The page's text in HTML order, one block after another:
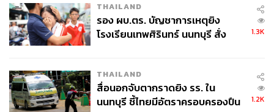
ถอดรหัสแลนด์บริดจ์ เลิกฝันแทนที่ ‘มะละกา’ ไทยไร้
ยุทธศาสตร์ จีนมีทางเลือกอื่น
ศ.กิตติคุณ ดร.สุรชาติมองว่า คนไทยจำนวนรู้เรื่องโครงการ
แลนด์บริดจ์และพื้นที่ทับซ้อนทางทะเลอย่าง MOU 44 น้อย
มาก โดยแบ่งประเด็นการนำเสนอ 3 หัวข้อย่อย ได้แก่ มิติ
ด้าน
THAILAND
รอง ผบ.ตร. บัญชาการเหตุยิง
โรงเรียนเทพศิรินทร์ นนทบุรี สั่ง
1.3K
THAILAND
สื่อนอกจับตากราดยิง รร. ใน
นนทบุรี ชี้ไทยมีอัตราครอบครองปืน
1.2K